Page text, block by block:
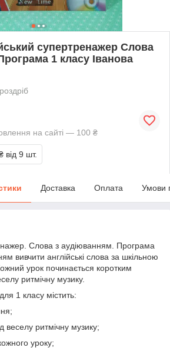
супертренажер Слова
1 класу Іванова
на сайті — 100 ₴
від 9 шт.
Доставка Оплата Умови
Слова з аудіюванням. Програма
вивчити англійські слова за шкільною
урок починається коротким
ритмічну музику.
для 1 класу містить:
веселу ритмічну музику;
уроку;